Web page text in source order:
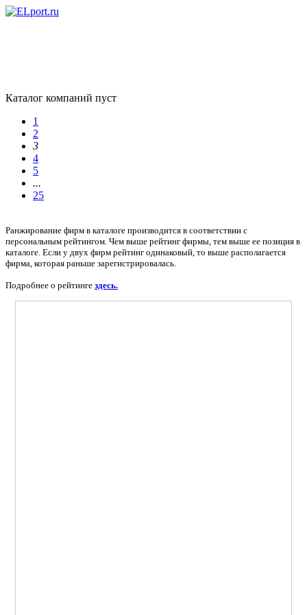
Каталог компаний пуст
1
2
3
4
5
...
25
Ранжирование фирм в каталоге производится в соответствии с
персональным рейтингом. Чем выше рейтинг фирмы, тем выше ее позиция в
каталоге. Если у двух фирм рейтинг одинаковый, то выше располагается
фирма, которая раньше зарегистрировалась.
Подробнее о рейтинге здесь.